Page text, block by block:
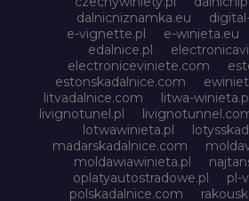
dalnicniznamka.eu
e-vignette.pl
e-winieta.eu
edalnice.pl
electroniceviniete.com
estonskadalnice.com
litvadalnice.com
litwa-
livignotunel.pl
lotwawinieta.pl
madarskadalnice.com
moldawiawinieta.pl
oplatyautostradowe.pl
pl-
polskadalnice.com